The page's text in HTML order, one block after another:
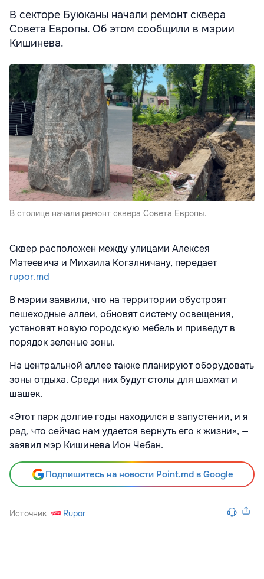
В секторе Буюканы начали ремонт сквера
Совета Европы. Об этом сообщили в мэрии
Кишинева.
В столице начали ремонт сквера Совета Европы.
Сквер расположен между улицами Алексея
Матеевича и Михаила Когэлничану, передает
rupor.md
В мэрии заявили, что на территории обустроят
пешеходные аллеи, обновят систему освещения,
установят новую городскую мебель и приведут в
порядок зеленые зоны.
На центральной аллее также планируют оборудовать
зоны отдыха. Среди них будут столы для шахмат и
шашек.
«Этот парк долгие годы находился в запустении, и я
рад, что сейчас нам удается вернуть его к жизни», —
заявил мэр Кишинева Ион Чебан.
Подпишитесь на новости Point.md в Google
Источник Rupor